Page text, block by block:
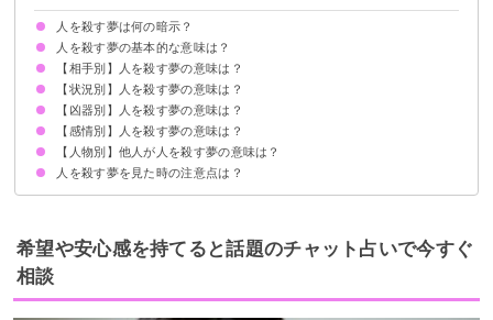
人を殺す夢は何の暗示？
人を殺す夢の基本的な意味は？
①強いストレスの暗示
②逃避願望の暗示
③問題が解決する暗示
状況によって意味が決まる
【相手別】人を殺す夢の意味は？
知らない人を殺す夢【吉夢】
友達を殺す夢【警告夢】
親を殺す夢【吉夢】
恋人（彼氏・彼女）を殺す夢【警告夢】
上司を殺す夢【吉夢】
同僚を殺す夢【吉夢】
兄弟を殺す夢【吉夢】
姉妹を殺す夢【吉夢】
子供を殺す夢【警告夢】
嫌いな人を殺す夢【警告夢】
【状況別】人を殺す夢の意味は？
人を殺して捕まる夢【凶夢】
人を殺して逃げる夢【願望夢】
人を殺して隠す夢【警告夢】
人を殺そうとする夢【願望夢】
人を殺してバラバラにする夢【吉夢】
人を突き落として殺す夢【凶夢】
人を殺すのを見る夢【警告夢】
リアルな人を殺す夢【警告夢】
正当防衛で人を殺す夢【警告夢】
人を殺そうするが失敗する夢【警告夢】
人をたくさん殺す夢【吉夢】
人を殺して血が流れる夢【吉夢】
【凶器別】人を殺す夢の意味は？
ナイフ(包丁)で人を殺す夢【警告夢】
銃で人を殺す夢【警告夢】
火事で人を殺す夢【吉夢】
鎌で人を殺す夢【警告夢】
事故で人を殺す夢【警告夢】
【感情別】人を殺す夢の意味は？
人を殺して後悔する夢【吉夢】
人を殺してスッキリする夢【吉夢】
人を殺してスッキリしない夢【警告夢】
【人物別】他人が人を殺す夢の意味は？
友達が人を殺す夢【吉夢】
家族が人を殺す夢【警告夢】
恋人が人を殺す夢【警告夢】
好きな人が人を殺す夢【凶夢】
知人が人を殺す夢【吉夢】
人を殺す夢を見た時の注意点は？
十分な休息を取る
他者の協力を得ながら問題と立ち向かう
希望や安心感を持てると話題のチャット占いで今すぐ
相談